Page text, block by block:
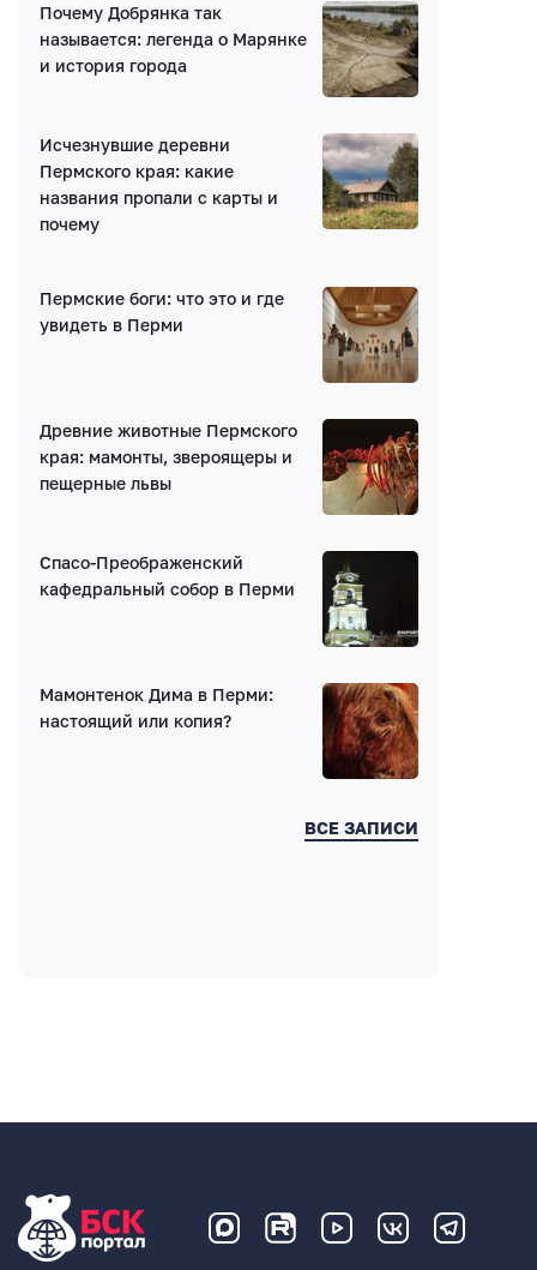
Нет комментариев
Написать комментарий
Имя*
Получать уведомления об ответах
Введите код:
Почему Добрянка так
называется: легенда о Марянке
и история города
Исчезнувшие деревни
Пермского края: какие
названия пропали с карты и
почему
Пермские боги: что это и где
увидеть в Перми
Древние животные Пермского
края: мамонты, звероящеры и
пещерные львы
Спасо-Преображенский
кафедральный собор в Перми
Мамонтенок Дима в Перми:
настоящий или копия?
ВСЕ ЗАПИСИ